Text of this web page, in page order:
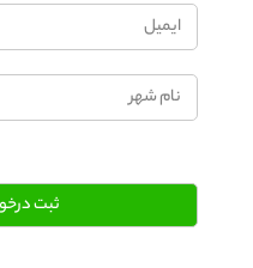
ایمیل
نام
شهر